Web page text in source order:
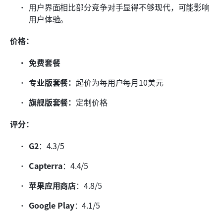
用户界面相比部分竞争对手显得不够现代，可能影响
用户体验。
价格：
免费套餐
专业版套餐：起价为每用户每月10美元
旗舰版套餐： 定制价格
评分：
G2：4.3/5
Capterra：4.4/5
苹果应用商店：4.8/5
Google Play：4.1/5